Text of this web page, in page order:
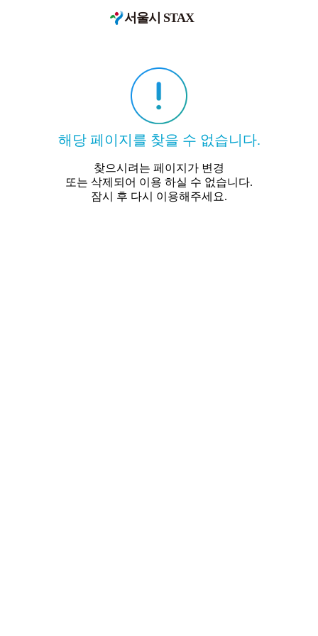
서울시 STAX
해당 페이지를 찾을 수 없습니다.
찾으시려는 페이지가 변경
또는 삭제되어 이용 하실 수 없습니다.
잠시 후 다시 이용해주세요.